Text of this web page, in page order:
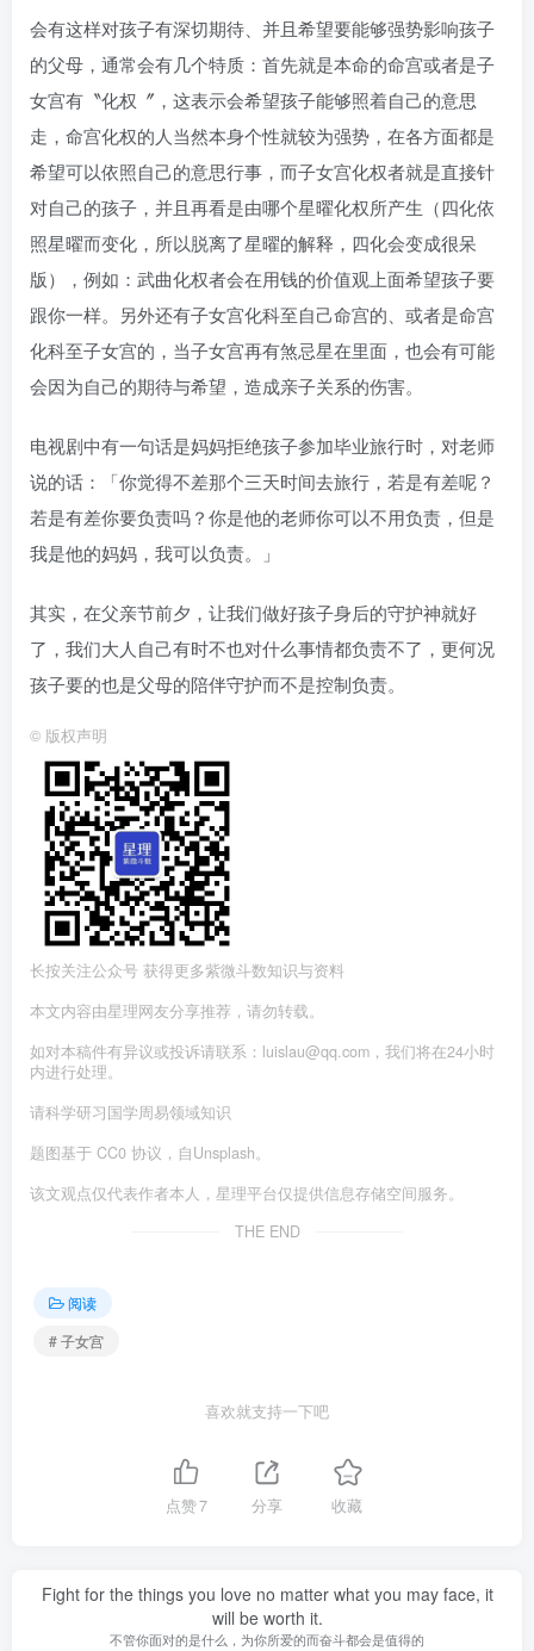
会有这样对孩子有深切期待、并且希望要能够强势影响孩子
的父母，通常会有几个特质：首先就是本命的命宫或者是子
女宫有〝化权〞，这表示会希望孩子能够照着自己的意思
走，命宫化权的人当然本身个性就较为强势，在各方面都是
希望可以依照自己的意思行事，而子女宫化权者就是直接针
对自己的孩子，并且再看是由哪个星曜化权所产生（四化依
照星曜而变化，所以脱离了星曜的解释，四化会变成很呆
版），例如：武曲化权者会在用钱的价值观上面希望孩子要
跟你一样。另外还有子女宫化科至自己命宫的、或者是命宫
化科至子女宫的，当子女宫再有煞忌星在里面，也会有可能
会因为自己的期待与希望，造成亲子关系的伤害。
电视剧中有一句话是妈妈拒绝孩子参加毕业旅行时，对老师
说的话：「你觉得不差那个三天时间去旅行，若是有差呢？
若是有差你要负责吗？你是他的老师你可以不用负责，但是
我是他的妈妈，我可以负责。」
其实，在父亲节前夕，让我们做好孩子身后的守护神就好
了，我们大人自己有时不也对什么事情都负责不了，更何况
孩子要的也是父母的陪伴守护而不是控制负责。
© 版权声明
长按关注公众号 获得更多紫微斗数知识与资料
本文内容由星理网友分享推荐，请勿转载。
如对本稿件有异议或投诉请联系：luislau@qq.com，我们将在24小时
内进行处理。
请科学研习国学周易领域知识
题图基于 CC0 协议，自Unsplash。
该文观点仅代表作者本人，星理平台仅提供信息存储空间服务。
THE END
阅读
# 子女宫
喜欢就支持一下吧
点赞7 分享 收藏
Fight for the things you love no matter what you may face, it
will be worth it.
不管你面对的是什么，为你所爱的而奋斗都会是值得的